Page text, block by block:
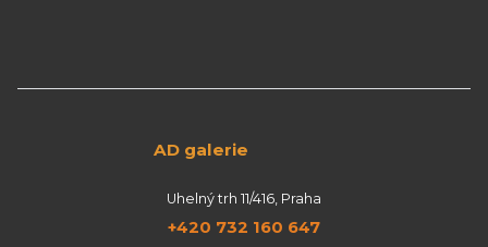
AD galerie
Uhelný trh 11/416, Praha
+420 732 160 647